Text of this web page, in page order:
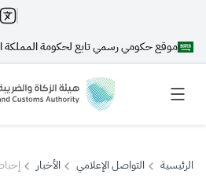
موقع حكومي رسمي تابع لحكومة المملكة
الرئيسية التواصل الإعلامي الأخبار إحباط تهريب 130